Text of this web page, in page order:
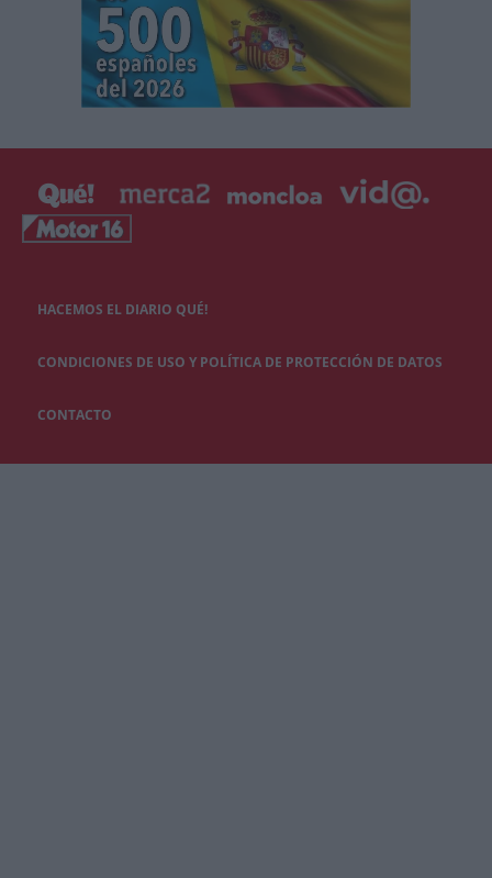
HACEMOS EL DIARIO QUÉ!
CONDICIONES DE USO Y POLÍTICA DE PROTECCIÓN DE DATOS
CONTACTO